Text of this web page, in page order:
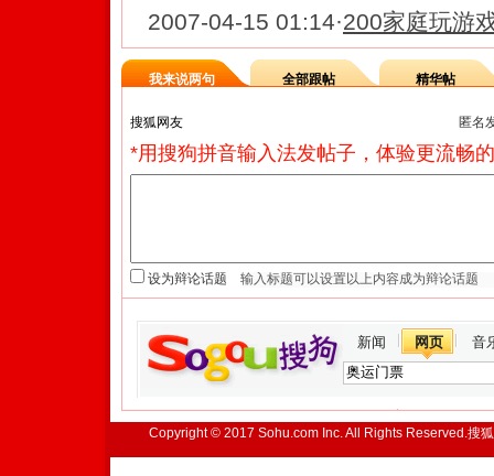
2007-04-15 01:14·200家庭玩游
我来说两句 全部跟帖 精华帖
匿名
*用搜狗拼音输入法发帖子，体验更流畅
设为辩论话题
新闻 网页 音
Copyright © 2017 Sohu.com Inc. All Rights Reserved.搜